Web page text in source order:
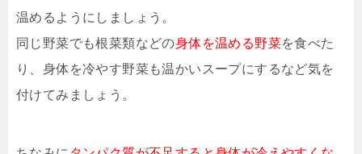
温めるようにしましょう。
同じ野菜でも根菜類などの身体を温める野菜を食べた
り、身体を冷やす野菜も温かいスープにするなど気を
付けてみましょう。